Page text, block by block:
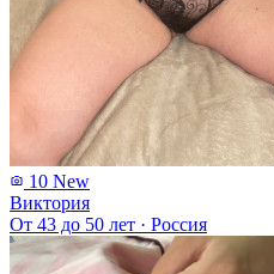
10 New
Виктория
От 43 до 50 лет · Россия